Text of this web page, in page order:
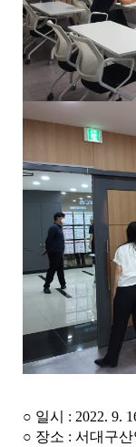
○ 일시 : 2022. 9.
○ 장소 : 서대구